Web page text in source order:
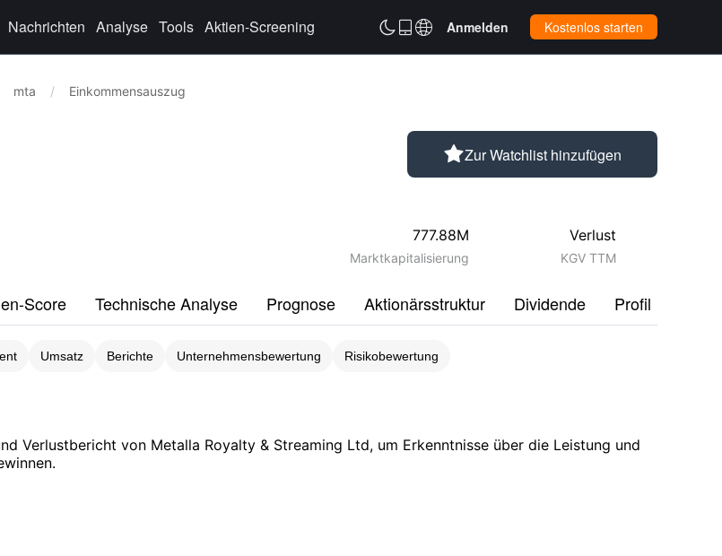
Nachrichten Analyse Tools Aktien-Screening  Anmelden Kostenlos starten
mta / Einkommensauszug
Zur Watchlist hinzufügen
777.88M
Marktkapitalisierung
Verlust
KGV TTM
Score Technische Analyse Prognose Aktionärsstruktur Dividende Profil
Umsatz Berichte Unternehmensbewertung Risikobewertung
Verlustbericht von Metalla Royalty & Streaming Ltd, um Erkenntnisse über die Leistung und